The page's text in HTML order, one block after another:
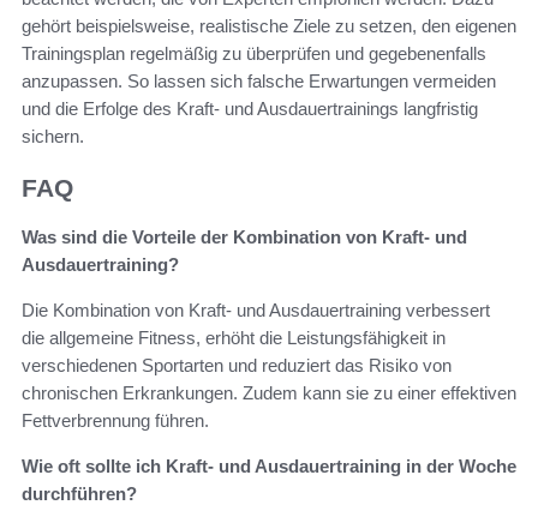
gehört beispielsweise, realistische Ziele zu setzen, den eigenen
Trainingsplan regelmäßig zu überprüfen und gegebenenfalls
anzupassen. So lassen sich falsche Erwartungen vermeiden
und die Erfolge des Kraft- und Ausdauertrainings langfristig
sichern.
FAQ
Was sind die Vorteile der Kombination von Kraft- und
Ausdauertraining?
Die Kombination von Kraft- und Ausdauertraining verbessert
die allgemeine Fitness, erhöht die Leistungsfähigkeit in
verschiedenen Sportarten und reduziert das Risiko von
chronischen Erkrankungen. Zudem kann sie zu einer effektiven
Fettverbrennung führen.
Wie oft sollte ich Kraft- und Ausdauertraining in der Woche
durchführen?